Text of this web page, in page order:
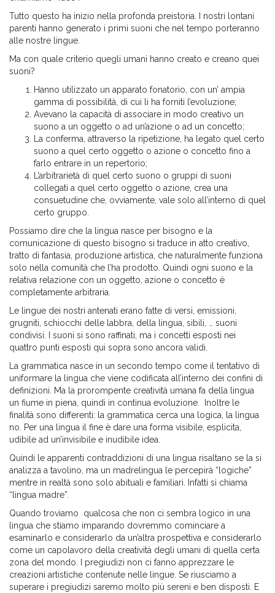
Tutto questo ha inizio nella profonda preistoria. I nostri lontani
parenti hanno generato i primi suoni che nel tempo porteranno
alle nostre lingue.
Ma con quale criterio quegli umani hanno creato e creano quei
suoni?
Hanno utilizzato un apparato fonatorio, con un’ ampia
gamma di possibilità, di cui li ha forniti l’evoluzione;
Avevano la capacità di associare in modo creativo un
suono a un oggetto o ad un’azione o ad un concetto;
La conferma, attraverso la ripetizione, ha legato quel certo
suono a quel certo oggetto o azione o concetto fino a
farlo entrare in un repertorio;
L’arbitrarietà di quel certo suono o gruppi di suoni
collegati a quel certo oggetto o azione, crea una
consuetudine che, ovviamente, vale solo all’interno di quel
certo gruppo.
Possiamo dire che la lingua nasce per bisogno e la
comunicazione di questo bisogno si traduce in atto creativo,
tratto di fantasia, produzione artistica, che naturalmente funziona
solo nella comunità che l’ha prodotto. Quindi ogni suono e la
relativa relazione con un oggetto, azione o concetto è
completamente arbitraria.
Le lingue dei nostri antenati erano fatte di versi, emissioni,
grugniti, schiocchi delle labbra, della lingua, sibili, … suoni
condivisi. I suoni si sono raffinati, ma i concetti esposti nei
quattro punti esposti qui sopra sono ancora validi.
La grammatica nasce in un secondo tempo come il tentativo di
uniformare la lingua che viene codificata all’interno dei confini di
definizioni. Ma la prorompente creatività umana fa della lingua
un fiume in piena, quindi in continua evoluzione. Inoltre le
finalità sono differenti: la grammatica cerca una logica, la lingua
no. Per una lingua il fine è dare una forma visibile, esplicita,
udibile ad un’invisibile e inudibile idea.
Quindi le apparenti contraddizioni di una lingua risaltano se la si
analizza a tavolino, ma un madrelingua le percepirà “logiche”
mentre in realtà sono solo abituali e familiari. Infatti si chiama
“lingua madre”.
Quando troviamo qualcosa che non ci sembra logico in una
lingua che stiamo imparando dovremmo cominciare a
esaminarlo e considerarlo da un’altra prospettiva e considerarlo
come un capolavoro della creatività degli umani di quella certa
zona del mondo. I pregiudizi non ci fanno apprezzare le
creazioni artistiche contenute nelle lingue. Se riusciamo a
superare i pregiudizi saremo molto più sereni e ben disposti. E